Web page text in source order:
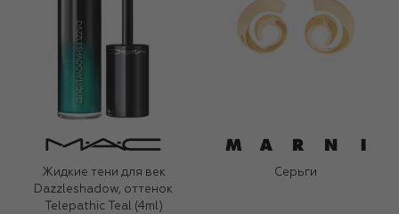
Жидкие тени для век
Dazzleshadow, оттенок
Telepathic Teal (4ml)
Серьги